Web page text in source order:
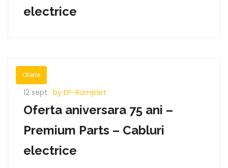
electrice
Oferte
12 sept. by EP-Rompart
Oferta aniversara 75 ani –
Premium Parts – Cabluri
electrice